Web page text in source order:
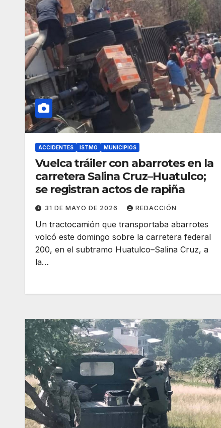
ACCIDENTES ISTMO MUNICIPIOS
Vuelca tráiler con abarrotes en la
carretera Salina Cruz–Huatulco;
se registran actos de rapiña
31 DE MAYO DE 2026 REDACCIÓN
Un tractocamión que transportaba abarrotes
volcó este domingo sobre la carretera federal
200, en el subtramo Huatulco–Salina Cruz, a
la…